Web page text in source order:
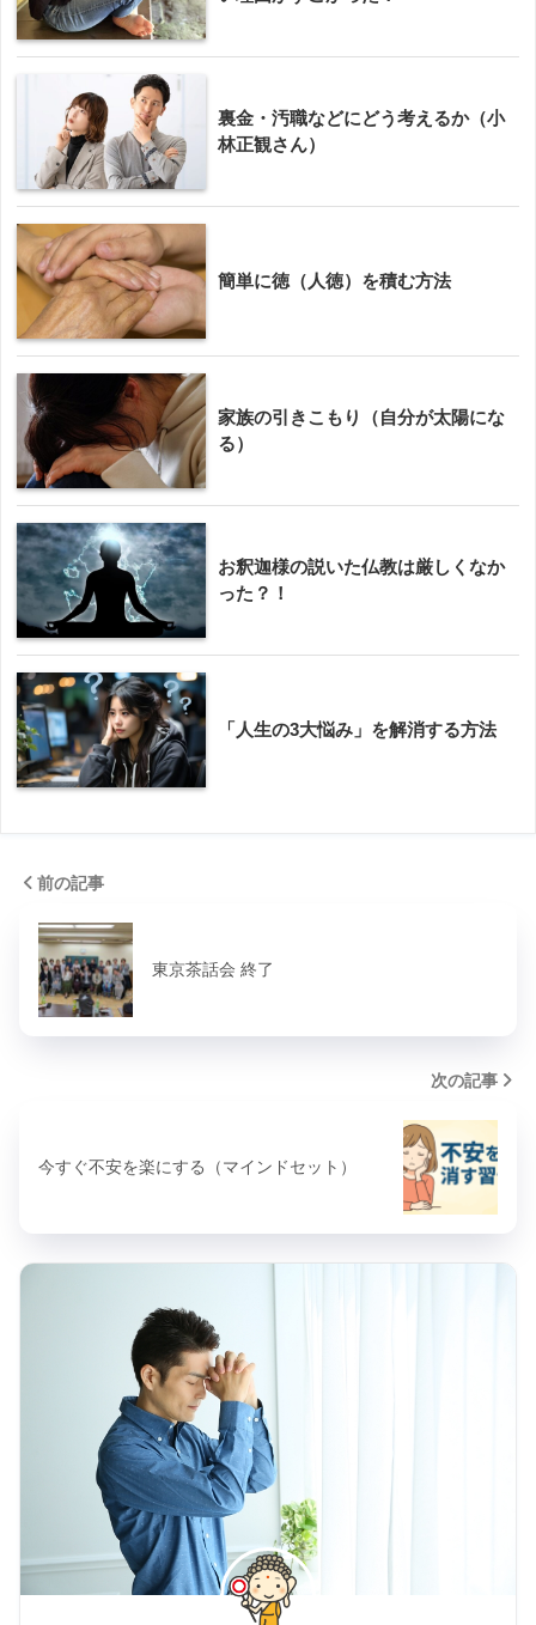
裏金・汚職などにどう考えるか（小
林正観さん）
簡単に徳（人徳）を積む方法
家族の引きこもり（自分が太陽にな
る）
お釈迦様の説いた仏教は厳しくなか
った？！
「人生の3大悩み」を解消する方法
前の記事
東京茶話会 終了
次の記事
今すぐ不安を楽にする（マインドセット）